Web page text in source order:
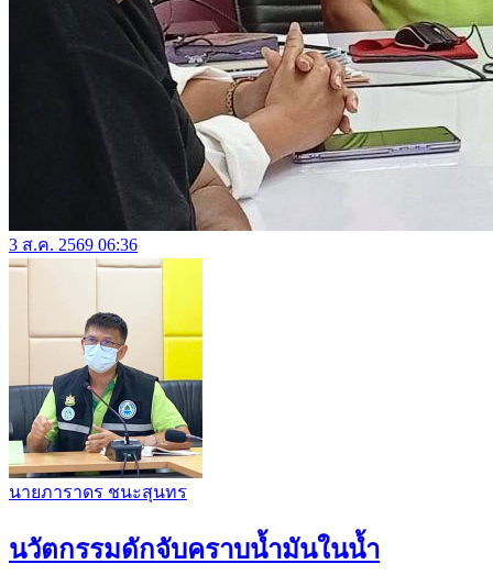
3 ส.ค. 2569 06:36
นายภาราดร ชนะสุนทร
นวัตกรรมดักจับคราบน้ำมันในน้ำ